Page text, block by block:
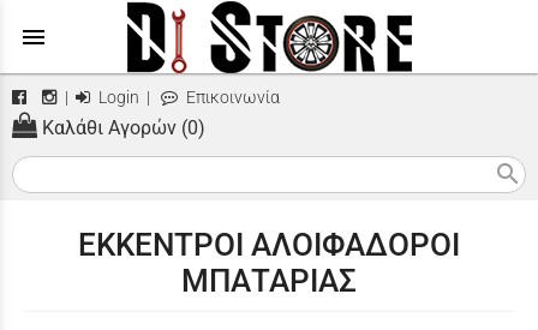
menu
| Login | Επικοινωνία
Καλάθι Αγορών (0)
search
ΕΚΚΕΝΤΡΟΙ ΑΛΟΙΦΑΔΟΡΟΙ
ΜΠΑΤΑΡΙΑΣ